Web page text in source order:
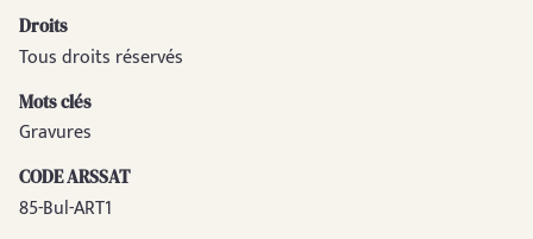
Droits
Tous droits réservés
Mots clés
Gravures
CODE ARSSAT
85-Bul-ART1